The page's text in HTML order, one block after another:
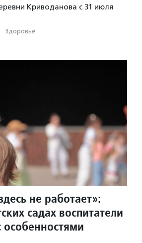
Криводанова с 31 июля
· Здоровье
не работает»:
садах воспитатели
особенностями